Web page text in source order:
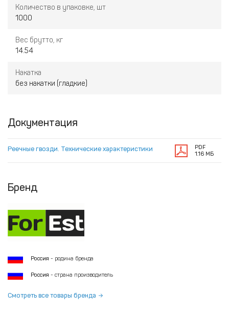
Количество в упаковке, шт
1000
Вес брутто, кг
14.54
Накатка
без накатки (гладкие)
Документация
Реечные гвозди. Технические характеристики
PDF
1.16 МБ
Бренд
Россия - родина бренда
Россия - страна производитель
Смотреть все товары бренда